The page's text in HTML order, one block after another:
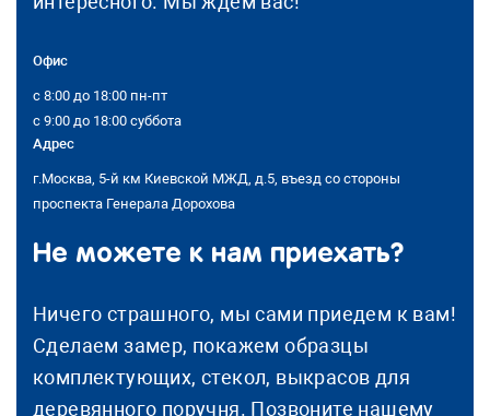
Офис
с 8:00 до 18:00 пн-пт
с 9:00 до 18:00 суббота
Адрес
г.Москва, 5-й км Киевской МЖД, д.5, въезд со стороны
проспекта Генерала Дорохова
Не можете к нам приехать?
Ничего страшного, мы сами приедем к вам!
Сделаем замер, покажем образцы
комплектующих, стекол, выкрасов для
деревянного поручня. Позвоните нашему